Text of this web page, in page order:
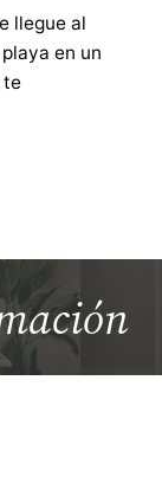
llegue al
en un
te